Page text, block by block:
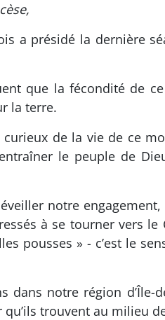
a présidé la dernière
que la fécondité de
la terre.
curieux de la vie de ce
le peuple de
notre
à se tourner vers le
pousses » - c’est le
dans notre région
trouvent au milieu